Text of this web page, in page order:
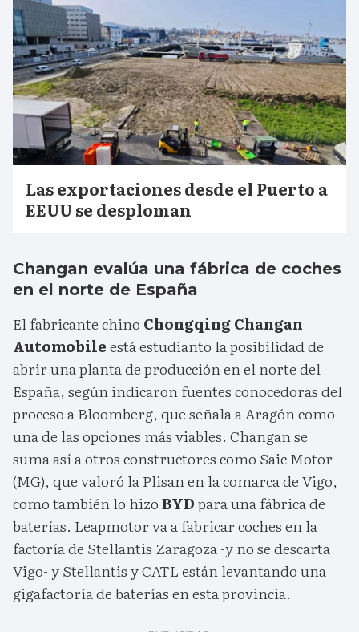
Las exportaciones desde el Puerto a
EEUU se desploman
Changan evalúa una fábrica de coches
en el norte de España
El fabricante chino Chongqing Changan
Automobileestá estudianto la posibilidad de
abrir una planta de producción en el norte del
España, según indicaron fuentes conocedoras del
proceso a Bloomberg, que señala a Aragón como
una de las opciones más viables. Changan se
suma así a otros constructores como Saic Motor
(MG), que valoró la Plisan en la comarca de Vigo,
como también lo hizoBYDpara una fábrica de
baterías. Leapmotor va a fabricar coches en la
factoría de Stellantis Zaragoza -y no se descarta
Vigo- y Stellantis y CATL están levantando una
gigafactoría de baterías en esta provincia.